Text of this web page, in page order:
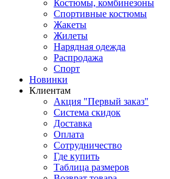
Костюмы, комбинезоны
Спортивные костюмы
Жакеты
Жилеты
Нарядная одежда
Распродажа
Спорт
Новинки
Клиентам
Акция "Первый заказ"
Система скидок
Доставка
Оплата
Сотрудничество
Где купить
Таблица размеров